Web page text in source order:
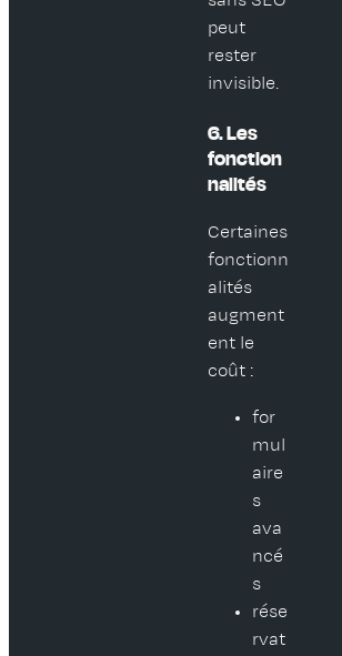
peut
rester
invisible.
6. Les
fonction
nalités
Certaines
fonctionn
alités
augment
ent le
coût :
for
mul
aire
s
ava
ncé
s
rése
rvat